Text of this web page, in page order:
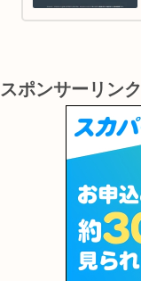
スポンサーリンク